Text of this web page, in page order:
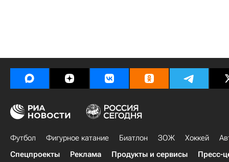
Футбол Фигурное катание Биатлон ЗОЖ Хоккей
Спецпроекты
Реклама Продукты и сервисы Пресс-